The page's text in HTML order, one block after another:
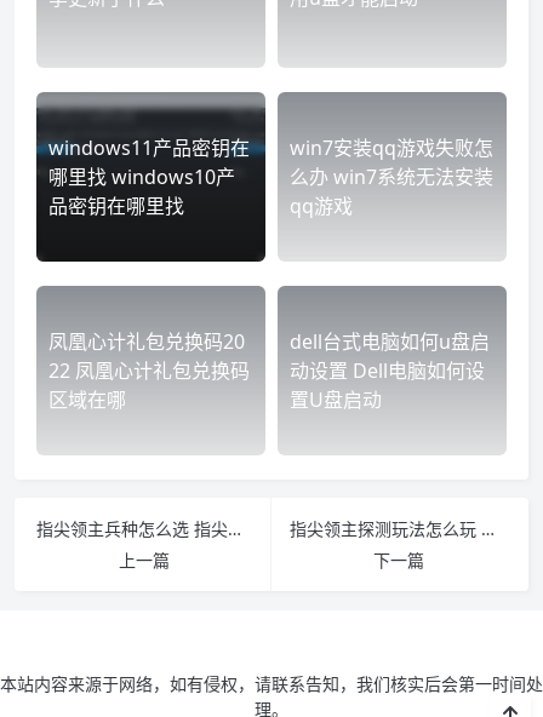
windows11产品密钥在
哪里找 windows10产
品密钥在哪里找
win7安装qq游戏失败怎
么办 win7系统无法安装
qq游戏
凤凰心计礼包兑换码20
22 凤凰心计礼包兑换码
区域在哪
dell台式电脑如何u盘启
动设置 Dell电脑如何设
置U盘启动
指尖领主兵种怎么选 指尖帝国各国特色兵种
上一篇
指尖领主探测玩法怎么玩 指尖领主视频
下一篇
本站内容来源于网络，如有侵权，请联系告知，我们核实后会第一时间处
理。